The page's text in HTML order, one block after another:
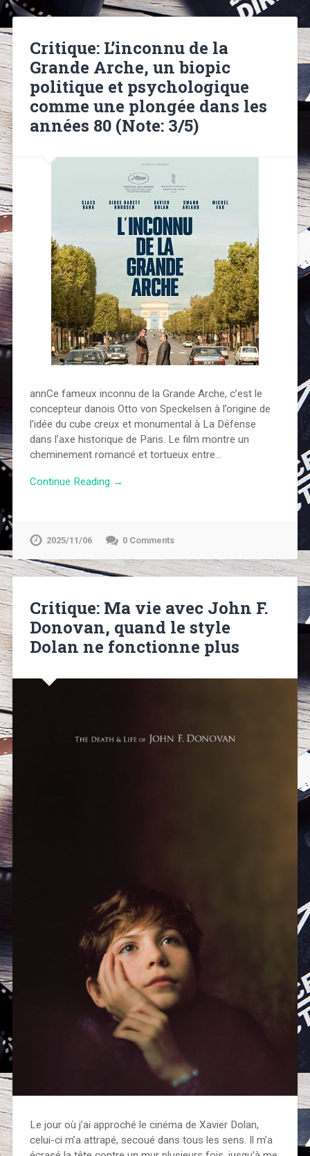
Critique: L’inconnu de la
Grande Arche, un biopic
politique et psychologique
comme une plongée dans les
années 80 (Note: 3/5)
annCe fameux inconnu de la Grande Arche, c’est le
concepteur danois Otto von Speckelsen à l’origine de
l’idée du cube creux et monumental à La Défense
dans l’axe historique de Paris. Le film montre un
cheminement romancé et tortueux entre…
Continue Reading →
2025/11/06 0 Comments
Critique: Ma vie avec John F.
Donovan, quand le style
Dolan ne fonctionne plus
Le jour où j’ai approché le cinéma de Xavier Dolan,
celui-ci m’a attrapé, secoué dans tous les sens. Il m’a